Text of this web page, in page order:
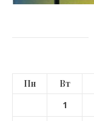
Пн Вт
1